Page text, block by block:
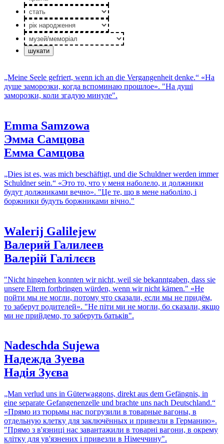
стать
рік
народження
музей/
меморiал
„Meine Seele gefriert, wenn ich an die Vergangenheit denke.“ «На
душе заморозки, когда вспоминаю прошлое». "На душі
заморозки, коли згадую минуле".
Emma Samzowa
Эмма Самцова
Емма Самцова
„Dies ist es, was mich beschäftigt, und die Schuldner werden immer
Schuldner sein.“ «Это то, что у меня наболело, и должники
будут должниками вечно». "Це те, що в мене наболіло, і
боржники будуть боржниками вічно."
Walerij Galilejew
Валерий Галилеев
Валерій Галілєєв
"Nicht hingehen konnten wir nicht, weil sie bekanntgaben, dass sie
unsere Eltern fortbringen würden, wenn wir nicht kämen." «Не
пойти мы не могли, потому что сказали, если мы не придём,
то заберут родителей». "Не піти ми не могли, бо сказали, якщо
ми не прийдемо, то заберуть батьків".
Nadeschda Sujewa
Надежда Зуева
Надія Зуєва
„Man verlud uns in Güterwaggons, direkt aus dem Gefängnis, in
eine separate Gefangenenzelle und brachte uns nach Deutschland.“
«Прямо из тюрьмы нас погрузили в товарные вагоны, в
отдельную клетку для заключённых и привезли в Германию».
"Прямо з в'язниці нас завантажили в товарні вагони, в окрему
клітку для ув'язнених і привезли в Німеччину".